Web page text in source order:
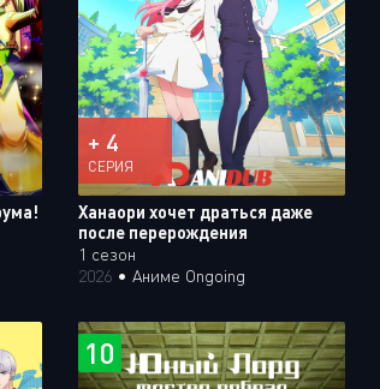
+ 4
СЕРИЯ
Ханаори хочет драться даже
после перерождения
1 сезон
2026• Аниме Ongoing
10